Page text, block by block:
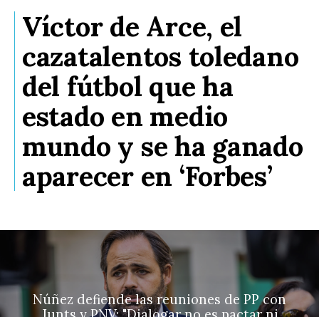
Víctor de Arce, el
cazatalentos toledano
del fútbol que ha
estado en medio
mundo y se ha ganado
aparecer en ‘Forbes’
Núñez defiende las reuniones de PP con